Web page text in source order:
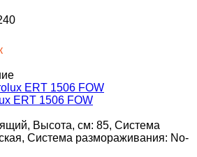
ERT 1506 FOW
Высота, см: 85, Система
Система размораживания: No-